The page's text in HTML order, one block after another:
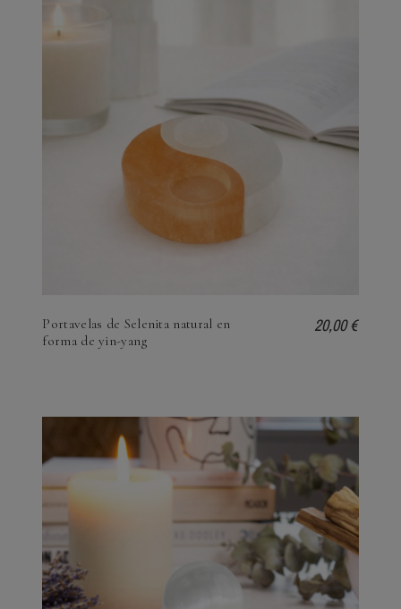
Portavelas de Selenita natural en
forma de yin-yang
20,00 €